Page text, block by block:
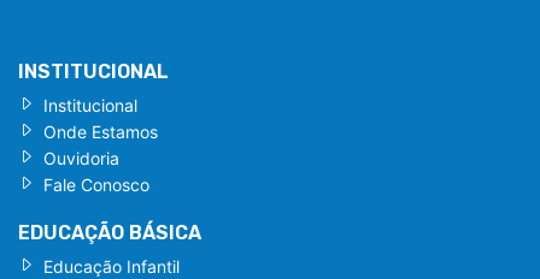
INSTITUCIONAL
Institucional
Onde Estamos
Ouvidoria
Fale Conosco
EDUCAÇÃO BÁSICA
Educação Infantil